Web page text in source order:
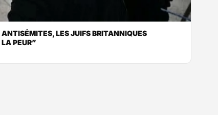
ANTISÉMITES, LES JUIFS BRITANNIQUES
PEUR”